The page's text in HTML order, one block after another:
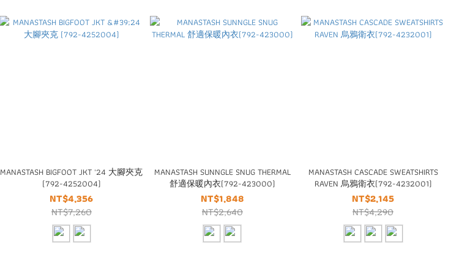
MANASTASH BIGFOOT JKT '24 大腳夾克
(792-4252004)
NT$4,356
NT$7,260
MANASTASH SUNNGLE SNUG THERMAL
舒適保暖內衣(792-423000)
NT$1,848
NT$2,640
MANASTASH CASCADE SWEATSHIRTS
RAVEN 烏鴉衛衣(792-4232001)
NT$2,145
NT$4,290